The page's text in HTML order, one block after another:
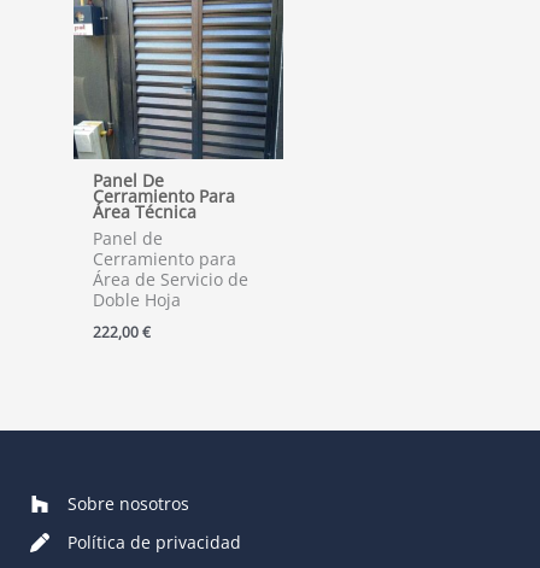
Panel De
Cerramiento Para
Área Técnica
Panel de
Cerramiento para
Área de Servicio de
Doble Hoja
222,00€
Sobre nosotros
Política de privacidad